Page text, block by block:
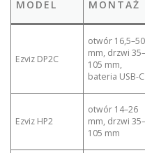
MODEL MONTAŻ
Ezviz DP2C
otwór 16,5–50
mm, drzwi 35–
105 mm,
bateria USB-C
Ezviz HP2
otwór 14–26
mm, drzwi 35–
105 mm